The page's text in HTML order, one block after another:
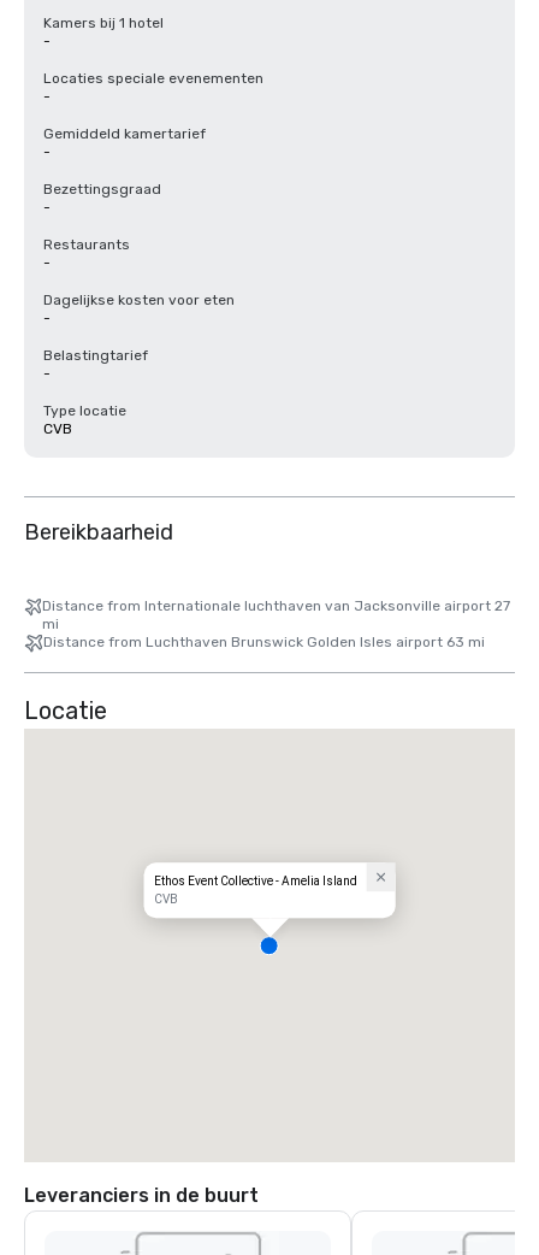
Kamers bij 1 hotel
-
Locaties speciale evenementen
-
Gemiddeld kamertarief
-
Bezettingsgraad
-
Restaurants
-
Dagelijkse kosten voor eten
-
Belastingtarief
-
Type locatie
CVB
Bereikbaarheid
Distance from Internationale luchthaven van Jacksonville airport 27
mi
Distance from Luchthaven Brunswick Golden Isles airport 63 mi
Locatie
Ethos Event Collective - Amelia Island
CVB
Leveranciers in de buurt